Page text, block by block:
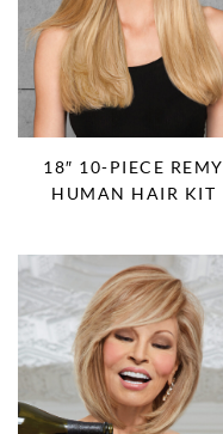
18″ 10-PIECE REMY
HUMAN HAIR KIT